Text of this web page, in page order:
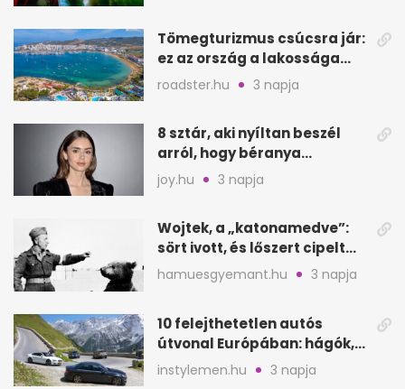
Tömegturizmus csúcsra jár:
ez az ország a lakossága
kétszeresét fogadja
roadster.hu 3 napja
8 sztár, aki nyíltan beszél
arról, hogy béranya
segítette a családalapítást
joy.hu 3 napja
Wojtek, a „katonamedve”:
sört ivott, és lőszert cipelt
Monte Cassinónál
hamuesgyemant.hu 3 napja
10 felejthetetlen autós
útvonal Európában: hágók,
partok, fjordok
instylemen.hu 3 napja